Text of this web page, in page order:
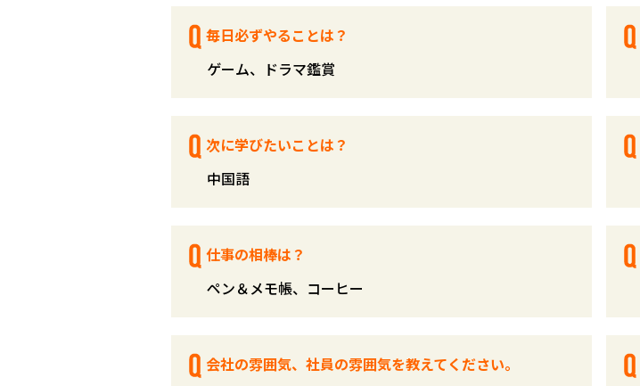
毎日必ずやることは？
ゲーム、ドラマ鑑賞
次に学びたいことは？
中国語
仕事の相棒は？
ペン＆メモ帳、コーヒー
会社の雰囲気、社員の雰囲気を教えてください。